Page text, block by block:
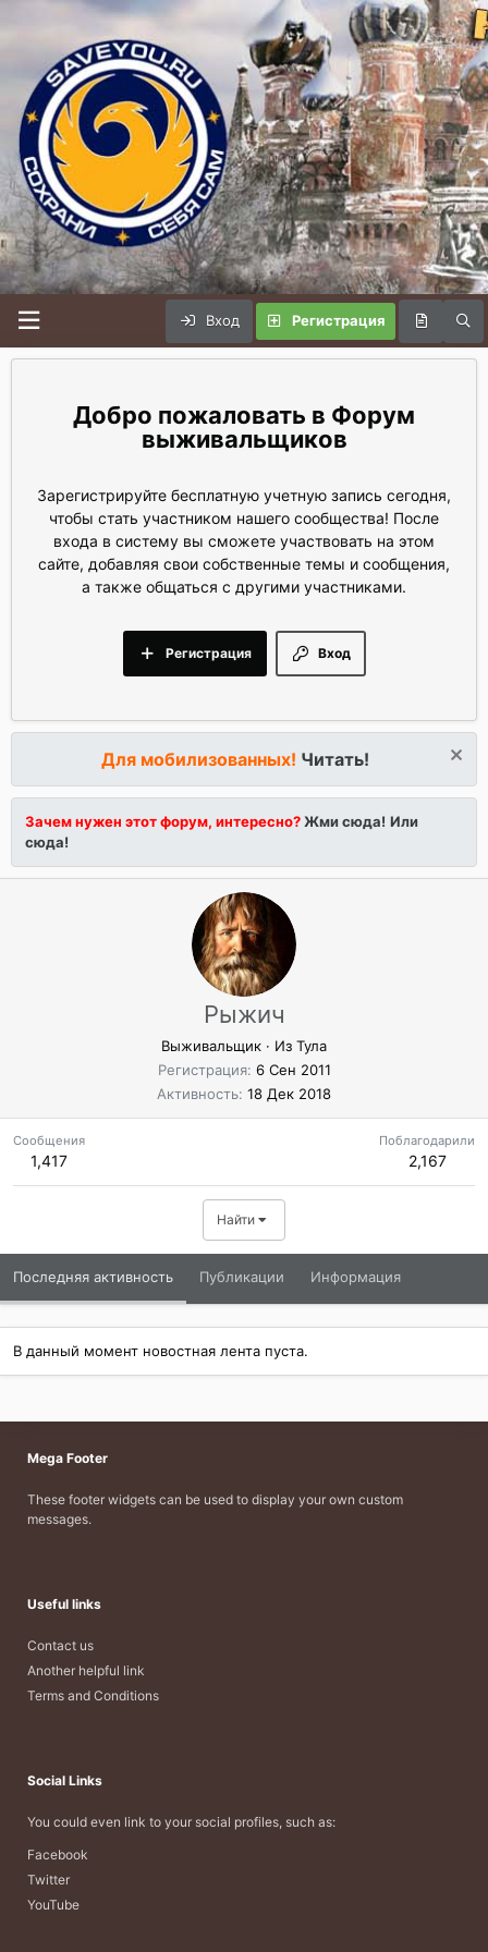
Вход Регистрация
Форум
выживальщиков
Зарегистрируйте бесплатную учетную запись сегодня,
чтобы стать участником нашего сообщества! После
входа в систему вы сможете участвовать на этом
сайте, добавляя свои собственные темы и сообщения,
а также общаться с другими участниками.
Вход
Регистрация
Для мобилизованных! Читать!
Зачем нужен этот форум, интересно?Жми сюда! Или
сюда!
Рыжич
Выживальщик · Из Тула
Регистрация 6 Сен 2011
Активность 18 Дек 2018
Сообщения
1,417
Поблагодарили
2,167
Найти
Последняя активность Публикации Информация
В данный момент новостная лента пуста.
Mega Footer
These footer widgets can be used to display your own custom
messages.
Useful links
Contact us
Another helpful link
Terms and Conditions
Social Links
You could even link to your social profiles, such as:
Facebook
Twitter
YouTube